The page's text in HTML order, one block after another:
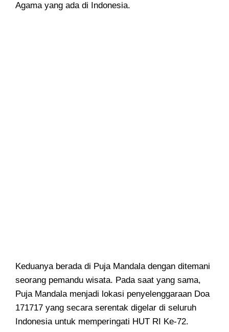
Agama yang ada di Indonesia.
Keduanya berada di Puja Mandala dengan ditemani
seorang pemandu wisata. Pada saat yang sama,
Puja Mandala menjadi lokasi penyelenggaraan Doa
171717 yang secara serentak digelar di seluruh
Indonesia untuk memperingati HUT RI Ke-72.